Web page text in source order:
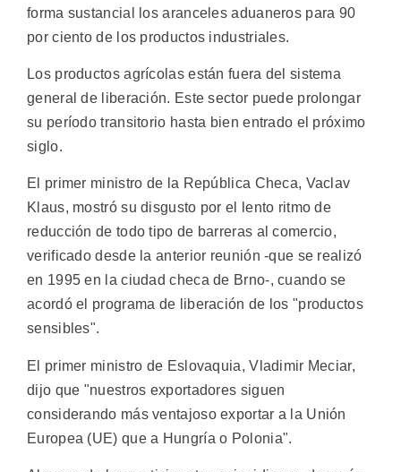
forma sustancial los aranceles aduaneros para 90
por ciento de los productos industriales.
Los productos agrícolas están fuera del sistema
general de liberación. Este sector puede prolongar
su período transitorio hasta bien entrado el próximo
siglo.
El primer ministro de la República Checa, Vaclav
Klaus, mostró su disgusto por el lento ritmo de
reducción de todo tipo de barreras al comercio,
verificado desde la anterior reunión -que se realizó
en 1995 en la ciudad checa de Brno-, cuando se
acordó el programa de liberación de los "productos
sensibles".
El primer ministro de Eslovaquia, Vladimir Meciar,
dijo que "nuestros exportadores siguen
considerando más ventajoso exportar a la Unión
Europea (UE) que a Hungría o Polonia".